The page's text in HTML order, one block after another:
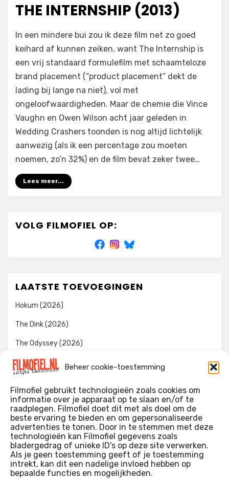
Beheer cookie-toestemming
Filmofiel gebruikt technologieën zoals cookies om
informatie over je apparaat op te slaan en/of te
raadplegen. Filmofiel doet dit met als doel om de
beste ervaring te bieden en om gepersonaliseerde
advertenties te tonen. Door in te stemmen met deze
technologieën kan Filmofiel gegevens zoals
bladergedrag of unieke ID's op deze site verwerken.
Als je geen toestemming geeft of je toestemming
intrekt, kan dit een nadelige invloed hebben op
bepaalde functies en mogelijkheden.
THE INTERNSHIP (2013)
Filmofiel.nl
1 reactie
op
Internship
(2013)
In een mindere bui zou ik deze film net zo goed
keihard af kunnen zeiken, want The Internship is
een vrij standaard formulefilm met schaamteloze
brand placement (“product placement” dekt de
lading bij lange na niet), vol met
ongeloofwaardigheden. Maar de chemie die Vince
Vaughn en Owen Wilson acht jaar geleden in
Wedding Crashers toonden is nog altijd lichtelijk
aanwezig (als ik een percentage zou moeten
noemen, zo’n 32%) en de film bevat zeker twee…
Lees meer...
VOLG FILMOFIEL OP:
LAATSTE TOEVOEGINGEN
Hokum (2026)
The Dink (2026)
The Odyssey (2026)
Evil Dead Burn (2026)
WIE IK BEN…?
Ik ben ooit begonnen met m’n recensies omdat ik zoveel
films keek dat ik af en toe niet meer wist welke ik nu wel of
niet gezien had. Ik ben een filmliefhebber, heb als hobby nog
erg lang in een videotheek gewerkt, en heb als coproducent